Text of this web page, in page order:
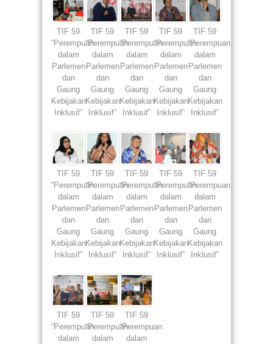
TIF 59
“Perempuan
dalam
Parlemen
dan
Gaung
Kebijakan
Inklusif”
TIF 59
“Perempuan
dalam
Parlemen
dan
Gaung
Kebijakan
Inklusif”
TIF 59
“Perempuan
dalam
Parlemen
dan
Gaung
Kebijakan
Inklusif”
TIF 59
“Perempuan
dalam
Parlemen
dan
Gaung
Kebijakan
Inklusif”
TIF 59
“Perempuan
dalam
Parlemen
dan
Gaung
Kebijakan
Inklusif”
TIF 59
“Perempuan
dalam
Parlemen
dan
Gaung
Kebijakan
Inklusif”
TIF 59
“Perempuan
dalam
Parlemen
dan
Gaung
Kebijakan
Inklusif”
TIF 59
“Perempuan
dalam
Parlemen
dan
Gaung
Kebijakan
Inklusif”
TIF 59
“Perempuan
dalam
Parlemen
dan
Gaung
Kebijakan
Inklusif”
TIF 59
“Perempuan
dalam
Parlemen
dan
Gaung
Kebijakan
Inklusif”
TIF 59
“Perempuan
dalam
TIF 59
“Perempuan
dalam
TIF 59
“Perempuan
dalam